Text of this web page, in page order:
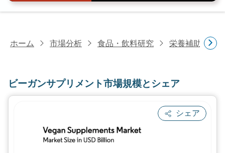
ホーム 市場分析 食品・飲料研究 栄養補助食品
ビーガンサプリメント市場規模とシェア
シェア